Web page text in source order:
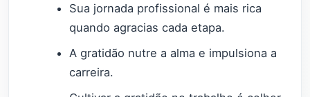
Sua jornada profissional é mais rica
quando agracias cada etapa.
A gratidão nutre a alma e impulsiona a
carreira.